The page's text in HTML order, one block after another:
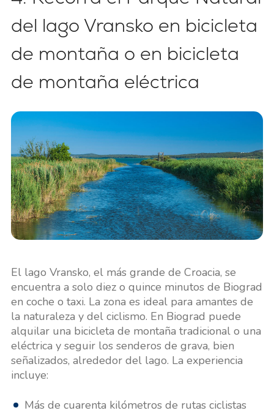
del lago Vransko en bicicleta
de montaña o en bicicleta
de montaña eléctrica
El lago Vransko, el más grande de Croacia, se
encuentra a solo diez o quince minutos de Biograd
en coche o taxi. La zona es ideal para amantes de
la naturaleza y del ciclismo. En Biograd puede
alquilar una bicicleta de montaña tradicional o una
eléctrica y seguir los senderos de grava, bien
señalizados, alrededor del lago. La experiencia
incluye:
Más de cuarenta kilómetros de rutas ciclistas